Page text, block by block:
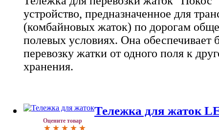
устройство, предназначенное для
(комбайновых жаток) по дорогам
полевых условиях. Она обеспечивает
перевозку жатки от одного поля к
хранения.
Оцените товар
Тележка для жаток